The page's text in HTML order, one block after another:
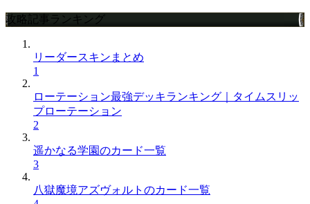
攻略記事ランキング
リーダースキンまとめ
1
ローテーション最強デッキランキング｜タイムスリッ
プローテーション
2
遥かなる学園のカード一覧
3
八獄魔境アズヴォルトのカード一覧